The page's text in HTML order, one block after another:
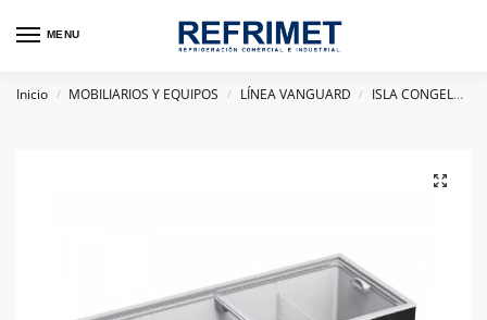
MENU
Inicio / MOBILIARIOS Y EQUIPOS / LÍNEA VANGUARD / ISLA CONGELADORA VANGUARD